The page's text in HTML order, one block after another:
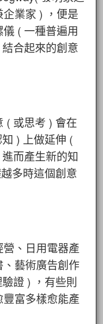
業家 ) ，便是
( 一種普遍用
合起來的創意
( 或思考 ) 會在
) 上做延伸 (
而產生新的知
多時這個創意
、日用電器產
藝術廣告創作
證 ) ，有些則
富多樣愈能產